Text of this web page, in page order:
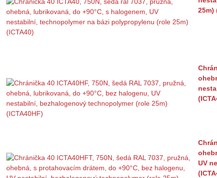
25m)
UV